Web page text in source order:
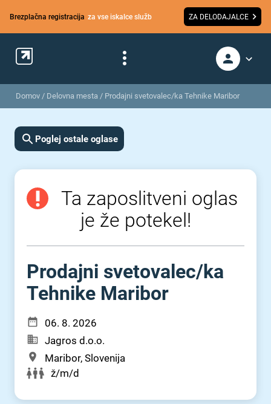
Brezplačna registracija za vse iskalce služb ZA DELODAJALCE
Domov / Delovna mesta / Prodajni svetovalec/ka Tehnike Maribor
Poglej ostale oglase
Ta zaposlitveni oglas
je že potekel!
Prodajni svetovalec⁠/⁠ka
Tehnike Maribor
06. 8. 2026
Jagros d.o.o.
Maribor, Slovenija
ž/m/d